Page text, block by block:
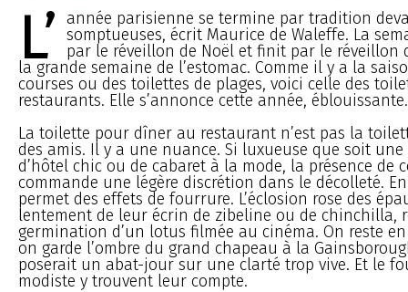
L’
année parisienne se termine par tradition
somptueuses, écrit Maurice de Waleffe. La
par le réveillon de Noël et finit par le réveillon
la grande semaine de l’estomac. Comme il y a la
courses ou des toilettes de plages, voici celle des
restaurants. Elle s’annonce cette année, éblouissante.
La toilette pour dîner au restaurant n’est pas la
des amis. Il y a une nuance. Si luxueuse que soit
d’hôtel chic ou de cabaret à la mode, la présence de
commande une légère discrétion dans le décolleté.
permet des effets de fourrure. L’éclosion rose des
lentement de leur écrin de zibeline ou de chinchilla,
germination d’un lotus filmée au cinéma. On reste
on garde l’ombre du grand chapeau à la
poserait un abat-jour sur une clarté trop vive. Et le
modiste y trouvent leur compte.